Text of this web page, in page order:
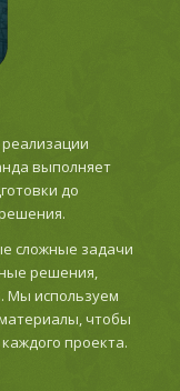
выполняет
до
сложные задачи
решения,
Мы используем
чтобы
проекта.